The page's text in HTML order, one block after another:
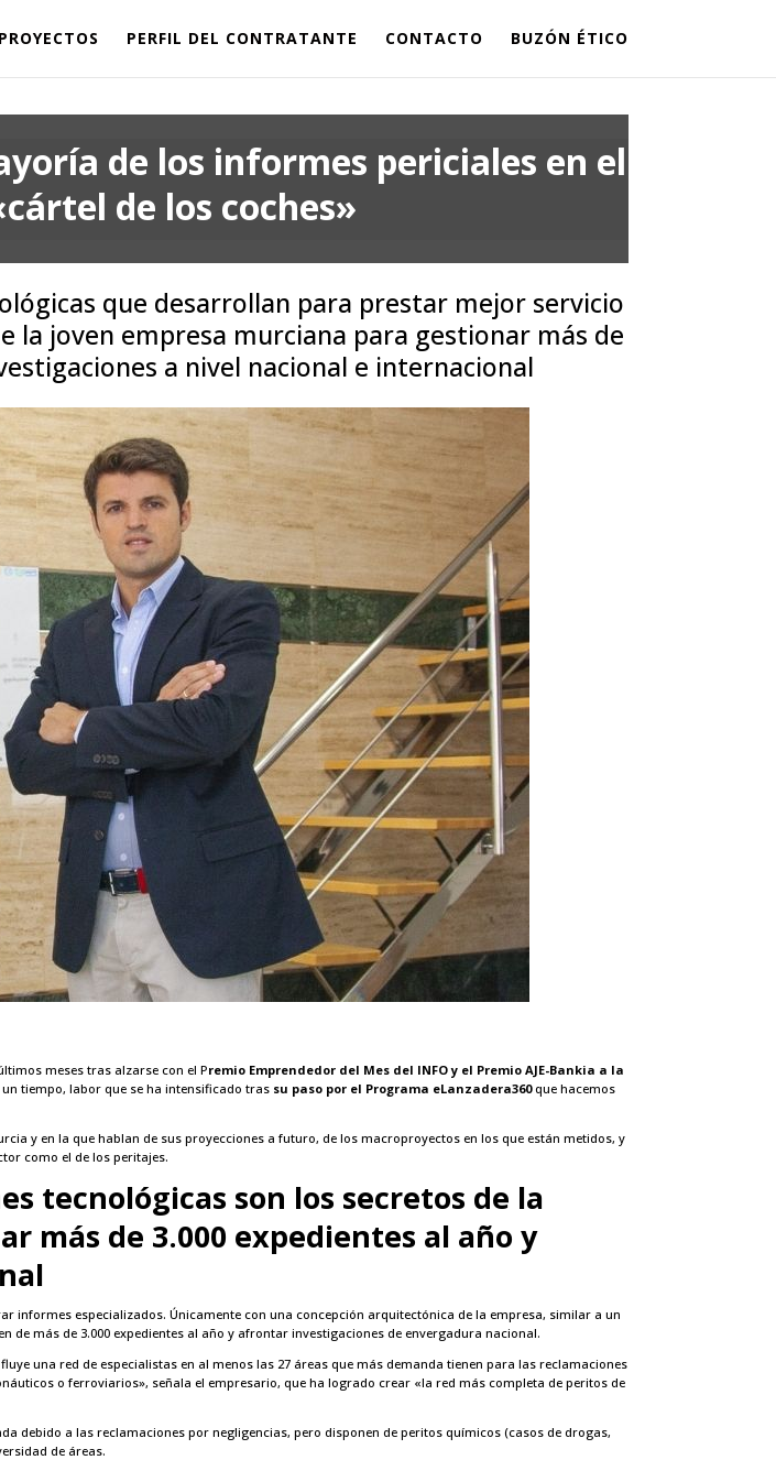
PROYECTOS PERFIL DEL CONTRATANTE CONTACTO BUZÓN ÉTICO
de los informes periciales en el
de los coches»
que desarrollan para prestar mejor servicio
la joven empresa murciana para gestionar más de
a nivel nacional e internacional
meses tras alzarse con el Premio Emprendedor del Mes del INFO y el Premio AJE-Bankia a la
un tiempo, labor que se ha intensificado tras su paso por el Programa eLanzadera360 que hacemos
y en la que hablan de sus proyecciones a futuro, de los macroproyectos en los que están metidos, y
como el de los peritajes.
tecnológicas son los secretos de la
más de 3.000 expedientes al año y
informes especializados. Únicamente con una concepción arquitectónica de la empresa, similar a un
más de 3.000 expedientes al año y afrontar investigaciones de envergadura nacional.
fluye una red de especialistas en al menos las 27 áreas que más demanda tienen para las reclamaciones
o ferroviarios», señala el empresario, que ha logrado crear «la red más completa de peritos de
debido a las reclamaciones por negligencias, pero disponen de peritos químicos (casos de drogas,
de áreas.